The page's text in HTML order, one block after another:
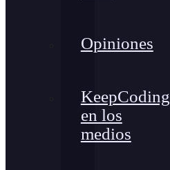
Opiniones
KeepCoding
en los
medios